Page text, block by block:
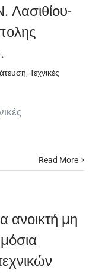
Λασιθίου-
, Τεχνικές
Read More
ανοικτή μη